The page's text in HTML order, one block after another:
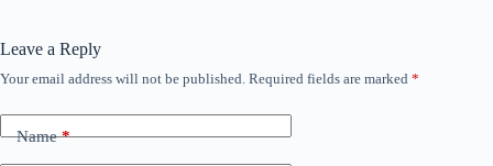
Leave a Reply
Your email address will not be published. Required fields are marked *
Name*